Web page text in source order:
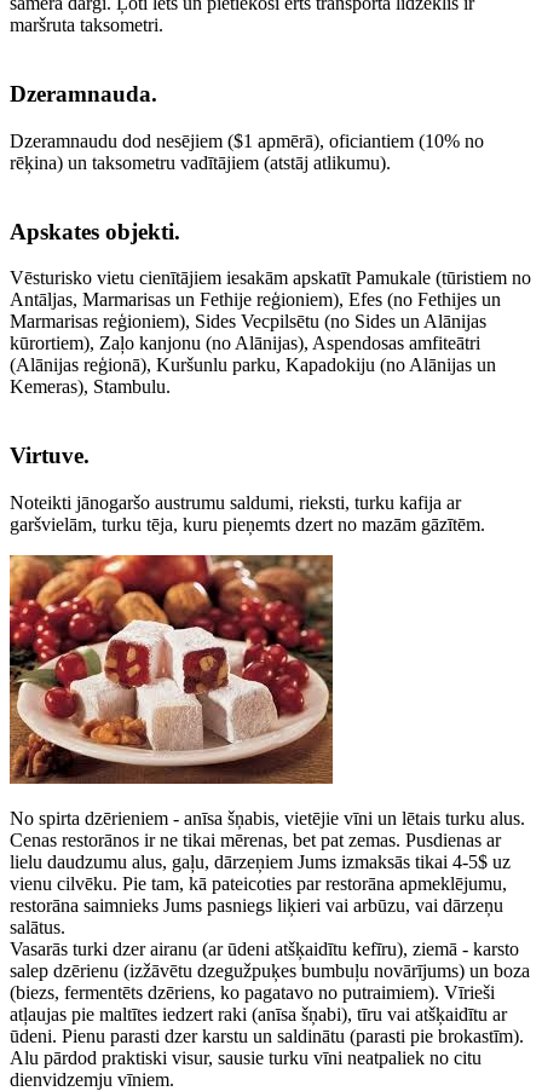
maršruta taksometri.
Dzeramnauda.
Dzeramnaudu dod nesējiem ($1 apmērā), oficiantiem (10% no
rēķina) un taksometru vadītājiem (atstāj atlikumu).
Apskates objekti.
Vēsturisko vietu cienītājiem iesakām apskatīt Pamukale (tūristiem no
Antāljas, Marmarisas un Fethije reģioniem), Efes (no Fethijes un
Marmarisas reģioniem), Sides Vecpilsētu (no Sides un Alānijas
kūrortiem), Zaļo kanjonu (no Alānijas), Aspendosas amfiteātri
(Alānijas reģionā), Kuršunlu parku, Kapadokiju (no Alānijas un
Kemeras), Stambulu.
Virtuve.
Noteikti jānogaršo austrumu saldumi, rieksti, turku kafija ar
garšvielām, turku tēja, kuru pieņemts dzert no mazām gāzītēm.
No spirta dzērieniem - anīsa šņabis, vietējie vīni un lētais turku alus.
Cenas restorānos ir ne tikai mērenas, bet pat zemas. Pusdienas ar
lielu daudzumu alus, gaļu, dārzeņiem Jums izmaksās tikai 4-5$ uz
vienu cilvēku. Pie tam, kā pateicoties par restorāna apmeklējumu,
restorāna saimnieks Jums pasniegs liķieri vai arbūzu, vai dārzeņu
salātus.
Vasarās turki dzer airanu (ar ūdeni atšķaidītu kefīru), ziemā - karsto
salep dzērienu (izžāvētu dzegužpuķes bumbuļu novārījums) un boza
(biezs, fermentēts dzēriens, ko pagatavo no putraimiem). Vīrieši
atļaujas pie maltītes iedzert raki (anīsa šņabi), tīru vai atšķaidītu ar
ūdeni. Pienu parasti dzer karstu un saldinātu (parasti pie brokastīm).
Alu pārdod praktiski visur, sausie turku vīni neatpaliek no citu
dienvidzemju vīniem.